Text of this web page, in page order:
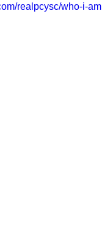
realpcysc/who-i-am